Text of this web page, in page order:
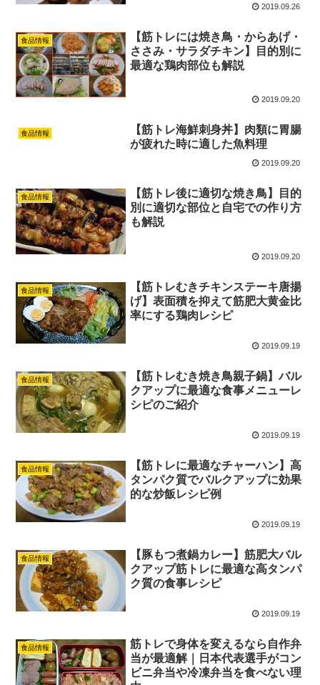
2019.09.26
食品情報
【筋トレには焼き鳥・からあげ・
ささみ・サラダチキン】目的別に
最適な鶏肉部位も解説
2019.09.20
食品情報
【筋トレ海鮮刺身丼】肉類に胃腸
が疲れた時に適した魚料理
2019.09.20
食品情報
【筋トレ後に適切な焼き鳥】目的
別に適切な部位と自宅での作り方
も解説
2019.09.20
食品情報
【筋トレむきチキンステーキ唐揚
げ】表面積を抑えて筋肥大黄金比
率にする鶏肉レシピ
2019.09.19
食品情報
【筋トレむき焼き鳥親子鍋】バル
クアップに最適な食事メニューレ
シピのご紹介
2019.09.19
食品情報
【筋トレに最適なチャーハン】高
タンパク質でバルクアップに効果
的な炒飯レシピ例
2019.09.19
食品情報
【豚もつ煮鍋カレー】筋肥大バル
クアップ筋トレに最適な高タンパ
ク質の食事レシピ
2019.09.19
食品情報
筋トレで身体を変えるなら自作弁
当が最適解｜日本代表選手がコン
ビニ弁当や冷凍弁当を食べない理